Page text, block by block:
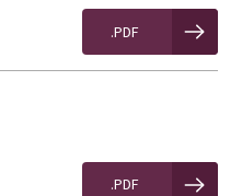
.PDF
.PDF